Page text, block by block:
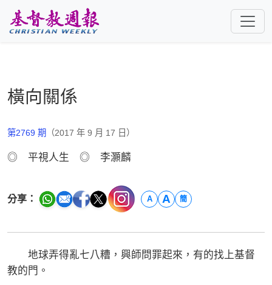
橫向關係
第2769 期 （2017 年 9 月 17 日）
◎ 平視人生 ◎ 李灝麟
分享： A A 簡
地球弄得亂七八糟，興師問罪起來，有的找上基督
教的門。